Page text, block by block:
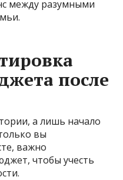
между разумными
после
а лишь начало
вы
важно
чтобы учесть